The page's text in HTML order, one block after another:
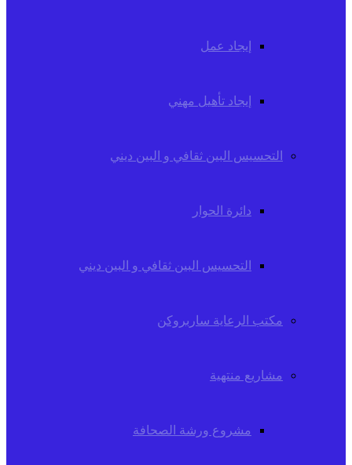
إيجاد عمل
إيجاد تأهيل مهني
التحسيس البين ثقافي و البين ديني
دائرة الحوار
التحسيس البين ثقافي و البين ديني
مكتب الرعاية ساربروكن
مشاريع منتهية
مشروع ورشة الصحافة